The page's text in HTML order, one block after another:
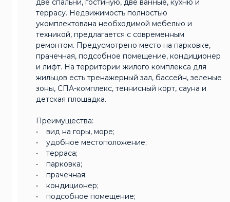
две спальни, гостиную, две ванные, кухню и
террасу. Недвижимость полностью
укомплектована необходимой мебелью и
техникой, предлагается с современным
ремонтом. Предусмотрено место на парковке,
прачечная, подсобное помещение, кондиционер
и лифт. На территории жилого комплекса для
жильцов есть тренажерный зал, бассейн, зеленые
зоны, СПА-комплекс, теннисный корт, сауна и
детская площадка.
Преимущества:
• вид на горы, море;
• удобное местоположение;
• терраса;
• парковка;
• прачечная;
• кондиционер;
• подсобное помещение;